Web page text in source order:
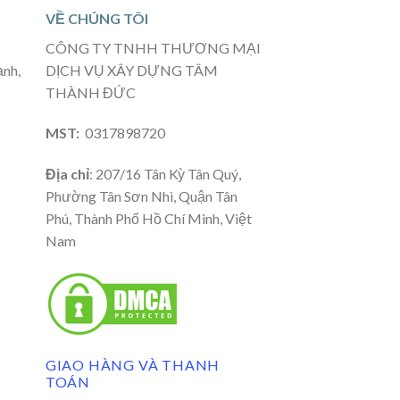
VỀ CHÚNG TÔI
CÔNG TY TNHH THƯƠNG MẠI
DỊCH VỤ XÂY DỰNG TÂM
THÀNH ĐỨC
MST: 0317898720
Địa chỉ: 207/16 Tân Kỳ Tân Quý,
Phường Tân Sơn Nhì, Quận Tân
Phú, Thành Phố Hồ Chí Minh, Việt
Nam
GIAO HÀNG VÀ THANH
TOÁN